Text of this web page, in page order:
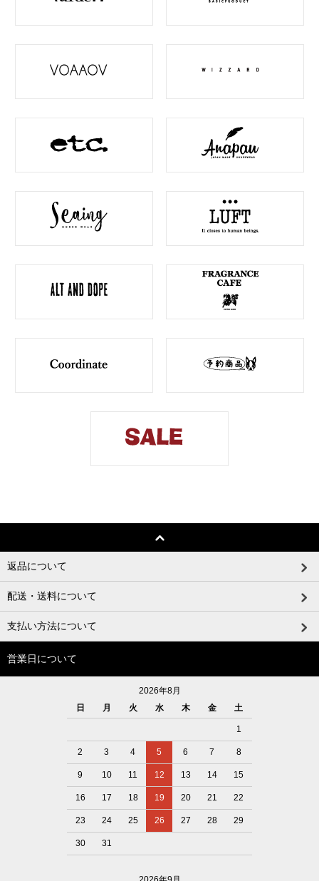
返品について
配送・送料について
支払い方法について
営業日について
2026年8月
日
月 火 水 木 金 土
1
2 3 4 5 6 7 8
9 10 11 12 13 14 15
16 17 18 19 20 21 22
23 24 25 26 27 28 29
30 31